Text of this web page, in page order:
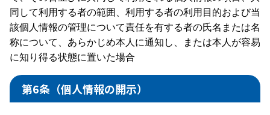
同して利用する者の範囲、利用する者の利用目的および当
該個人情報の管理について責任を有する者の氏名または名
称について、あらかじめ本人に通知し、または本人が容易
に知り得る状態に置いた場合
第6条（個人情報の開示）